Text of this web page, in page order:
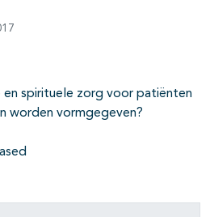
en spirituele zorg voor patiënten
worden vormgegeven?